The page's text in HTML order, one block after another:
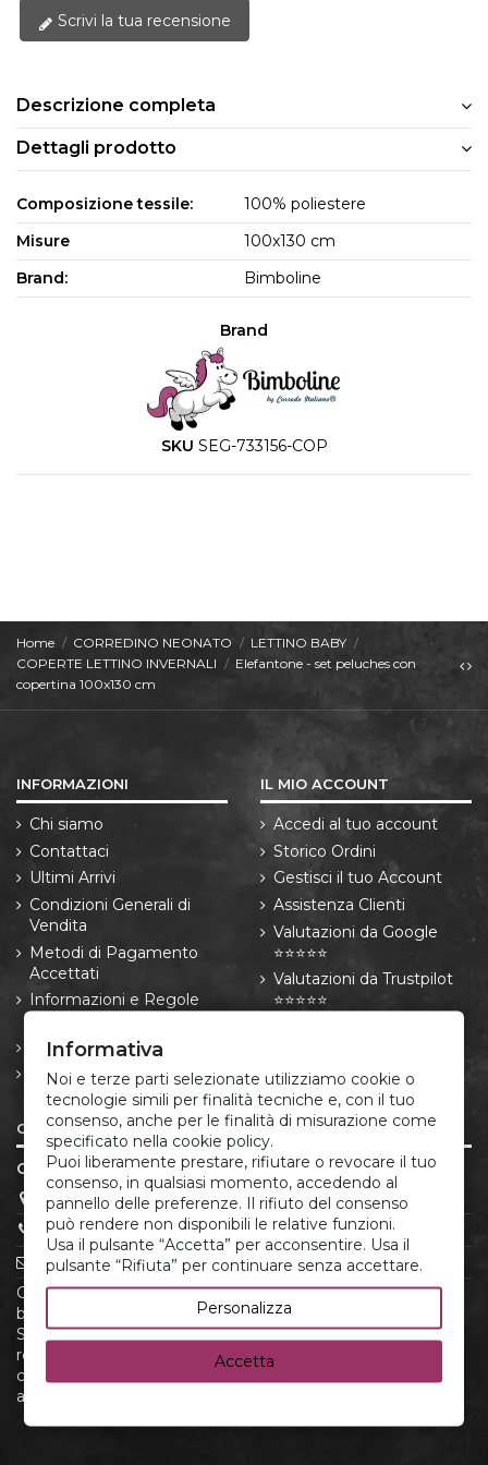
Scrivi la tua recensione
Descrizione completa
Dettagli prodotto
Composizione tessile:
100% poliestere
Misure
100x130 cm
Brand:
Bimboline
Brand
SKU SEG-733156-COP
Home CORREDINO NEONATO
LETTINO BABY
COPERTE LETTINO INVERNALI
Elefantone - set peluches con
copertina 100x130 cm
INFORMAZIONI
Chi siamo
Contattaci
Ultimi Arrivi
Condizioni Generali di
Vendita
Metodi di Pagamento
Accettati
Informazioni e Regole
Resi e Recessi
Informativa privacy e
cookie
IL MIO ACCOUNT
Accedi al tuo account
Storico Ordini
Gestisci il tuo Account
Assistenza Clienti
Valutazioni da Google
⭐⭐⭐⭐⭐
Valutazioni da Trustpilot
⭐⭐⭐⭐⭐
CONTATTI
CORREDO ITALIANO®
P.IVA 05666881213
(+39) 379.175.12.22
infoclienti@corredoitaliano.com
CorredoItaliano.com è il tuo shop online di riferimento per
biancheria per la casa e corredino neonato di alta qualità.
Scopri una selezione esclusiva di prodotti made in Italy,
realizzati con cura e attenzione ai dettagli. Acquista
comodamente online e approfitta di spedizioni rapide e
assistenza dedicata.
Informativa
Noi e terze parti selezionate utilizziamo cookie o
tecnologie simili per finalità tecniche e, con il tuo
consenso, anche per le finalità di misurazione come
specificato nella cookie policy.
Puoi liberamente prestare, rifiutare o revocare il tuo
consenso, in qualsiasi momento, accedendo al
pannello delle preferenze. Il rifiuto del consenso
può rendere non disponibili le relative funzioni.
Usa il pulsante “Accetta” per acconsentire. Usa il
pulsante “Rifiuta” per continuare senza accettare.
Personalizza
Accetta